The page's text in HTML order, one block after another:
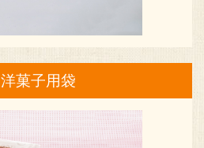
洋菓子用袋